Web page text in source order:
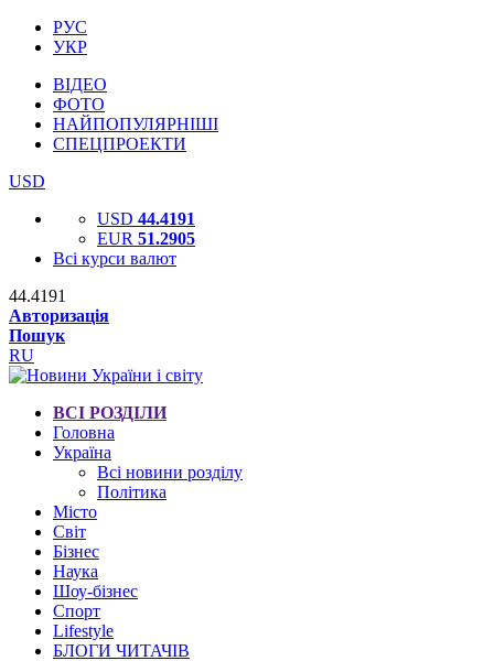
РУС
УКР
ВІДЕО
ФОТО
НАЙПОПУЛЯРНІШІ
СПЕЦПРОЕКТИ
USD
USD 44.4191
EUR 51.2905
Всі курси валют
44.4191
Авторизація
Пошук
RU
ВСІ РОЗДІЛИ
Головна
Україна
Всі новини розділу
Політика
Місто
Світ
Бізнес
Наука
Шоу-бізнес
Спорт
Lifestyle
БЛОГИ ЧИТАЧІВ